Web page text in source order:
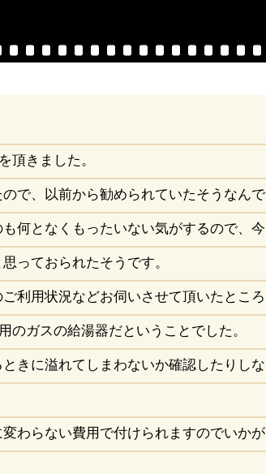
頂きました。
で、以前から勧められていたそうなんで
何となくもったいない気がするので、今
っておられたそうです。
利用状況などお伺いさせて頂いたところ
のガスの給湯器だということでした。
きに溢れてしまわないか確認したりしな
わらない費用で付けられますのでいかが